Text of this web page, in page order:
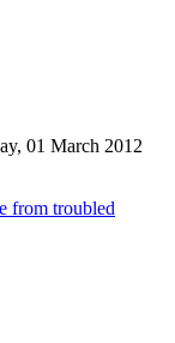
01 March 2012
from troubled